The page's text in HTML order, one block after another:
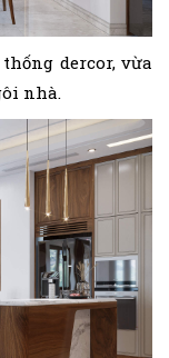
dercor, vừa
nhà.